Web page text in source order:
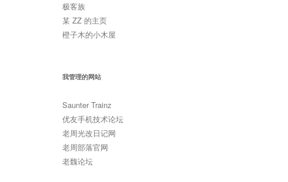
极客族
某 ZZ 的主页
橙子木的小木屋
我管理的网站
Saunter Trainz
优友手机技术论坛
老周光改日记网
老周部落官网
老魏论坛